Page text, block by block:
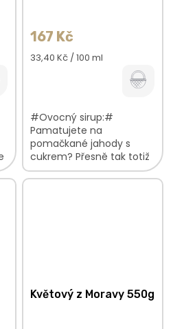
167 Kč
Měrná
33,40 Kč / 100 ml
#Ovocný sirup:#
Pamatujete na
pomačkané jahody s
cukrem? Přesně tak totiž
chutná náš ovocný sirup
z čerstvých jahod. plná
Květový z Moravy 550g